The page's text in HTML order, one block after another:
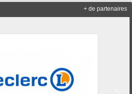
+ de partenaires